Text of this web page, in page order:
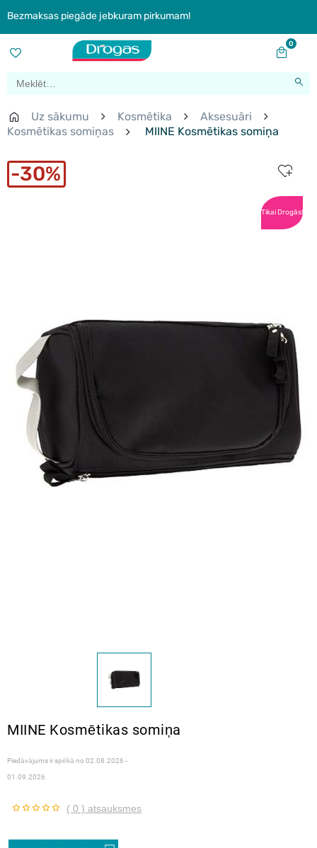
Bezmaksas piegāde jebkuram pirkumam!
0
Uz sākumu Kosmētika
Aksesuāri
Kosmētikas somiņas
MIINE Kosmētikas somiņa
30%
Tikai Drogās!
MIINE Kosmētikas somiņa
Piedāvājums ir spēkā no 02.08.2026 -
01.09.2026
( 0 ) atsauksmes